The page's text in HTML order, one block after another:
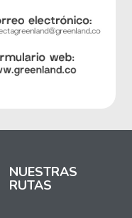
NUESTRAS
RUTAS